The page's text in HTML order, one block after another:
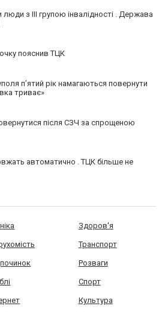
люди з III групою інвалідності . Держава
пояснив ТЦК
пʼятий рік намагаються повернути
триває»
після СЗЧ за спрощеною
автоматично . ТЦК більше не
Здоров'я
Транспорт
Розваги
Спорт
Культура